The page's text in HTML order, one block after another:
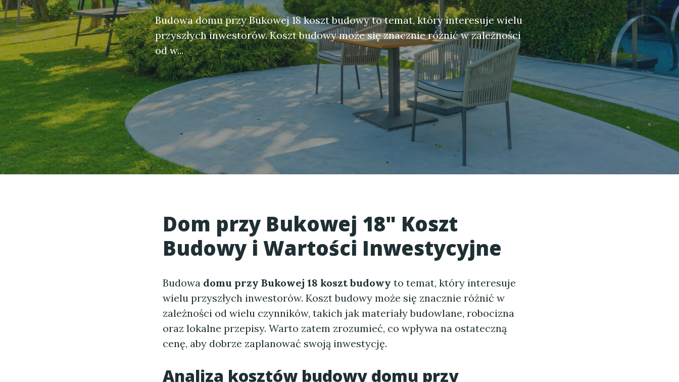
Budowa domu przy Bukowej 18 koszt budowy to temat, który interesuje wielu
przyszłych inwestorów. Koszt budowy może się znacznie różnić w zależności
od w...
Dom przy Bukowej 18" Koszt
Budowy i Wartości Inwestycyjne
Budowa domu przy Bukowej 18 koszt budowy to temat, który interesuje
wielu przyszłych inwestorów. Koszt budowy może się znacznie różnić w
zależności od wielu czynników, takich jak materiały budowlane, robocizna
oraz lokalne przepisy. Warto zatem zrozumieć, co wpływa na ostateczną
cenę, aby dobrze zaplanować swoją inwestycję.
Analiza kosztów budowy domu przy